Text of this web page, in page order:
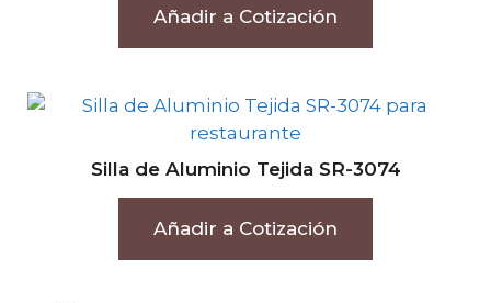
Añadir a Cotización
Silla de Aluminio Tejida SR-3074
Añadir a Cotización